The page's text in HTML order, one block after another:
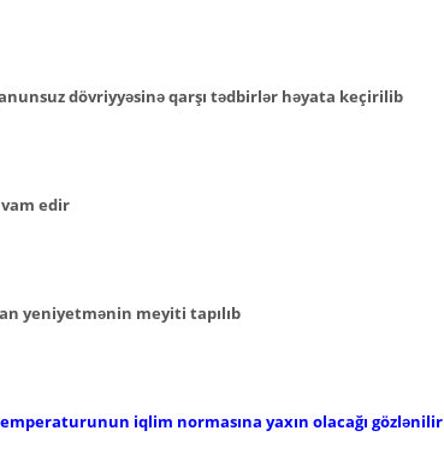
dövriyyəsinə qarşı tədbirlər həyata keçirilib
edir
yeniyetmənin meyiti tapılıb
iqlim normasına yaxın olacağı gözlənilir